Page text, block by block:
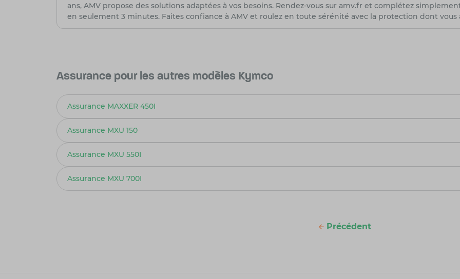
ans, AMV propose des solutions adaptées à vos besoins. Rendez-vous sur amv.fr et complétez
en seulement 3 minutes. Faites confiance à AMV et roulez en toute sérénité avec la protection dont vous
Assurance pour les autres modèles Kymco
Assurance MAXXER 450I
Assurance MXU 150
Assurance MXU 550I
Assurance MXU 700I
Précédent